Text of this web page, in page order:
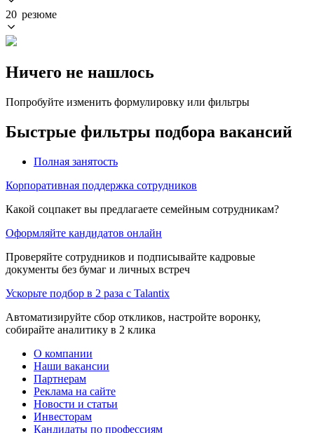
20 резюме
Ничего не нашлось
Попробуйте изменить формулировку или фильтры
Быстрые фильтры подбора вакансий
Полная занятость
Корпоративная поддержка сотрудников
Какой соцпакет вы предлагаете семейным сотрудникам?
Оформляйте кандидатов онлайн
Проверяйте сотрудников и подписывайте кадровые
документы без бумаг и личных встреч
Ускорьте подбор в 2 раза с Talantix
Автоматизируйте сбор откликов, настройте воронку,
собирайте аналитику в 2 клика
О компании
Наши вакансии
Партнерам
Реклама на сайте
Новости и статьи
Инвесторам
Кандидаты по профессиям